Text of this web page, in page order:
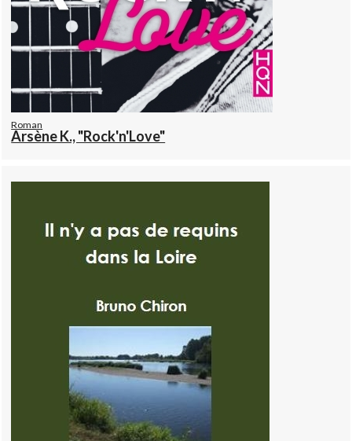
Roman
Arsène K., "Rock'n'Love"